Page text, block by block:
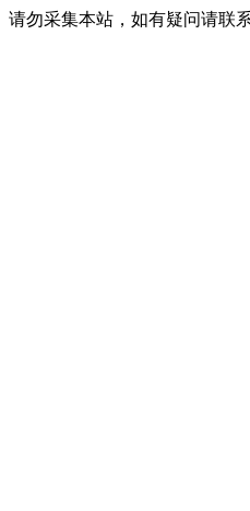
请勿采集本站，如有疑问请联